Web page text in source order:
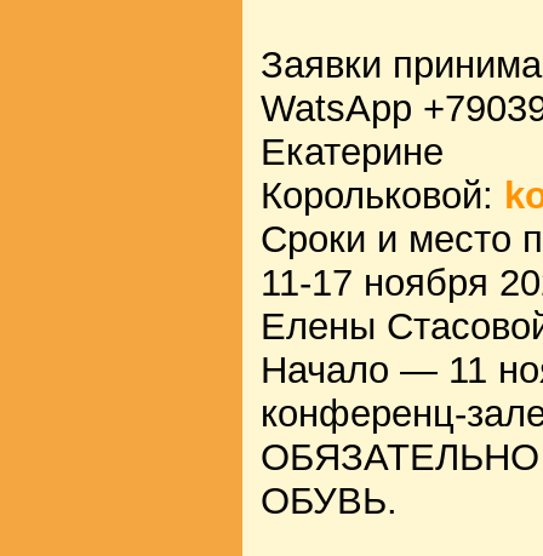
Заявки
WatsApp
Екатерине
Корольковой:
Сроки и место
11-17 ноября
Елены
Начало — 11
конференц-
ОБУВЬ.